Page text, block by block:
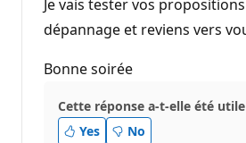
Je vais tester vos
dépannage et reviens vers
Bonne soirée
Cette réponse a-t-elle été
Yes
No